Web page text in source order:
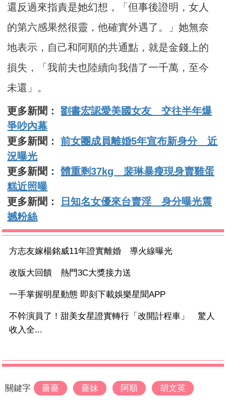
還反過來指責是她幻想，「但事後證明，女人
的第六感果然很靈，他確實外遇了。」她無奈
地表示，自己和阿順的共通點，就是金錢上的
損失，「我前夫也陸續向我借了一千萬，至今
未還」。
更多新聞：劉書宏認愛美國女友 交往半年爆
爭吵內幕
更多新聞：前女團成員離婚5年宣布新身分 近
況曝光
更多新聞：體重剩37kg 裴琳暴瘦現身賣雞蛋
糕近照曝
更多新聞：
日知名女優來台賣淫 身分曝光震
撼粉絲
方志友嫁楊銘威11年證實離婚 導火線曝光
改版大回饋 熱門3C大獎接力送
一手掌握明星動態 即刻下載娛樂星聞APP
不幹演員了！甜美女星證實轉行「改開計程車」 驚人
收入全...
關鍵字 薔薔 薔妹 阿順 胡文英